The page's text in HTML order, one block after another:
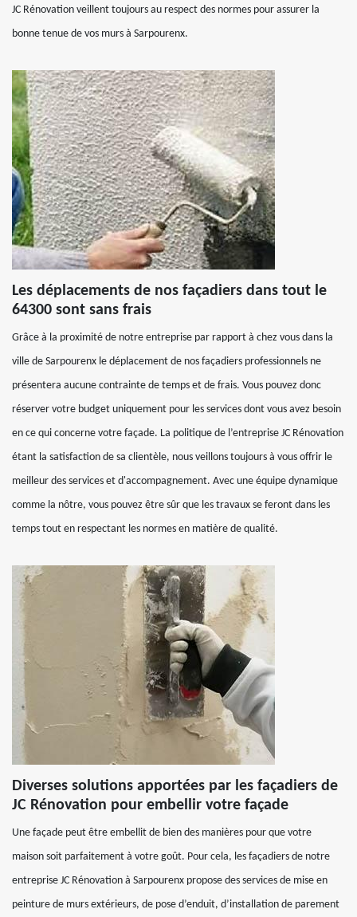
JC Rénovation veillent toujours au respect des normes pour assurer la
bonne tenue de vos murs à Sarpourenx.
Les déplacements de nos façadiers dans tout le
64300 sont sans frais
Grâce à la proximité de notre entreprise par rapport à chez vous dans la
ville de Sarpourenx le déplacement de nos façadiers professionnels ne
présentera aucune contrainte de temps et de frais. Vous pouvez donc
réserver votre budget uniquement pour les services dont vous avez besoin
en ce qui concerne votre façade. La politique de l’entreprise JC Rénovation
étant la satisfaction de sa clientèle, nous veillons toujours à vous offrir le
meilleur des services et d'accompagnement. Avec une équipe dynamique
comme la nôtre, vous pouvez être sûr que les travaux se feront dans les
temps tout en respectant les normes en matière de qualité.
Diverses solutions apportées par les façadiers de
JC Rénovation pour embellir votre façade
Une façade peut être embellit de bien des manières pour que votre
maison soit parfaitement à votre goût. Pour cela, les façadiers de notre
entreprise JC Rénovation à Sarpourenx propose des services de mise en
peinture de murs extérieurs, de pose d’enduit, d’installation de parement